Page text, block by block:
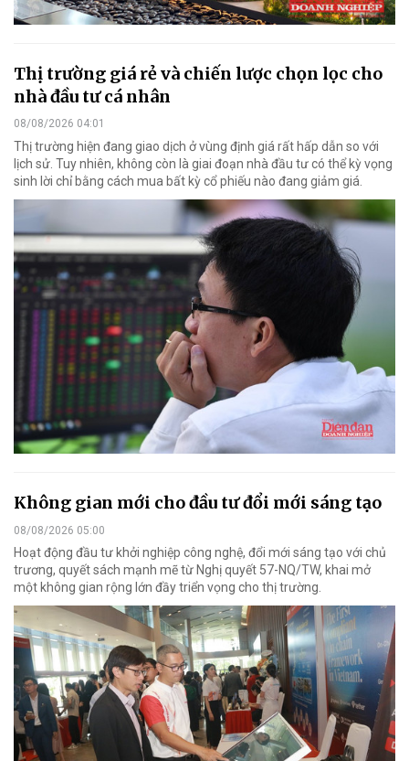
Thị trường giá rẻ và chiến lược chọn lọc cho
nhà đầu tư cá nhân
08/08/2026 04:01
Thị trường hiện đang giao dịch ở vùng định giá rất hấp dẫn so với
lịch sử. Tuy nhiên, không còn là giai đoạn nhà đầu tư có thể kỳ vọng
sinh lời chỉ bằng cách mua bất kỳ cổ phiếu nào đang giảm giá.
Không gian mới cho đầu tư đổi mới sáng tạo
08/08/2026 05:00
Hoạt động đầu tư khởi nghiệp công nghệ, đổi mới sáng tạo với chủ
trương, quyết sách mạnh mẽ từ Nghị quyết 57-NQ/TW, khai mở
một không gian rộng lớn đầy triển vọng cho thị trường.